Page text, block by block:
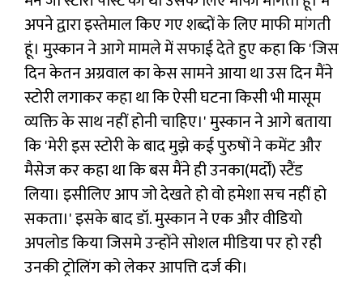
अपने द्वारा इस्तेमाल किए गए शब्दों के लिए माफी मांगती
हूं। मुस्कान ने आगे मामले में सफाई देते हुए कहा कि 'जिस
दिन केतन अग्रवाल का केस सामने आया था उस दिन मैंने
स्टोरी लगाकर कहा था कि ऐसी घटना किसी भी मासूम
व्यक्ति के साथ नहीं होनी चाहिए।' मुस्कान ने आगे बताया
कि 'मेरी इस स्टोरी के बाद मुझे कई पुरुषों ने कमेंट और
मैसेज कर कहा था कि बस मैंने ही उनका(मर्दों) स्टैंड
लिया। इसीलिए आप जो देखते हो वो हमेशा सच नहीं हो
सकता।' इसके बाद डॉ. मुस्कान ने एक और वीडियो
अपलोड किया जिसमे उन्होंने सोशल मीडिया पर हो रही
उनकी ट्रोलिंग को लेकर आपत्ति दर्ज की।